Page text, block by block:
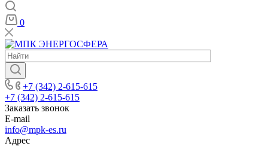
0
+7 (342) 2-615-615
+7 (342) 2-615-615
Заказать звонок
E-mail
info@mpk-es.ru
Адрес